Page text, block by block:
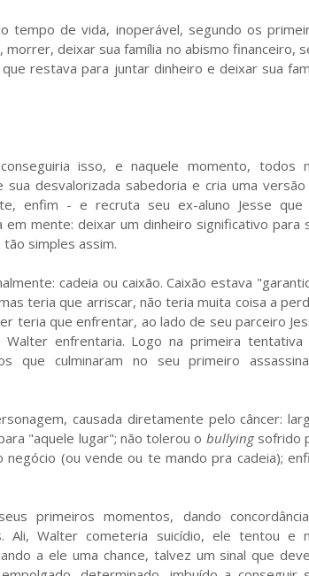
tempo de vida, inoperável, segundo os
deixar sua família no abismo financeiro,
restava para juntar dinheiro e deixar sua
isso, e naquele momento, todos
desvalorizada sabedoria e cria uma versão
enfim - e recruta seu ex-aluno Jesse que
mente: deixar um dinheiro significativo para
simples assim.
cadeia ou caixão. Caixão estava
teria que arriscar, não teria muita coisa a
teria que enfrentar, ao lado de seu parceiro
enfrentaria. Logo na primeira tentativa
que culminaram no seu primeiro
causada diretamente pelo câncer:
"aquele lugar"; não tolerou o bullyingsofrido
(ou vende ou te mando pra cadeia);
primeiros momentos, dando
Ali, Walter cometeria suicídio, ele tentou e
a ele uma chance, talvez um sinal que